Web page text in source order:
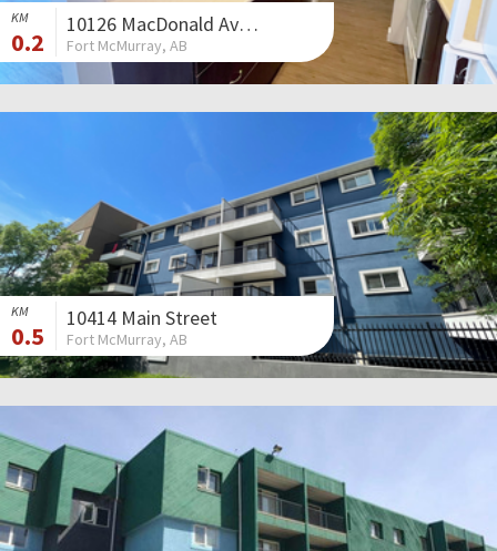
KM
0.2
10126 MacDonald Avenue
Fort McMurray, AB
KM
0.5
10414 Main Street
Fort McMurray, AB